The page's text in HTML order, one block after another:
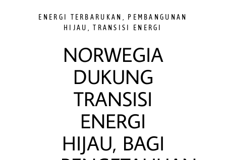
ENERGI TERBARUKAN
PEMBANGUNAN
HIJAU
,TRANSISI ENERGI
NORWEGIA
DUKUNG
TRANSISI
ENERGI
HIJAU, BAGI